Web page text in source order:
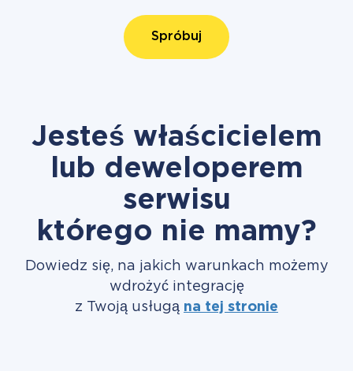
Spróbuj
Jesteś właścicielem
lub deweloperem
serwisu
którego nie mamy?
Dowiedz się, na jakich warunkach możemy
wdrożyć integrację
z Twoją usługą na tej stronie